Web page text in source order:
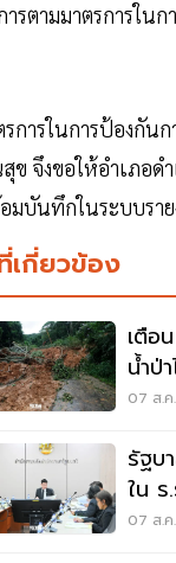
ตามมาตรการในก
การในการป้องกัน
ข จึงขอให้อำเภอ
อมบันทึกในระบบ
เกี่ยวข้อง
เตือ
น้ำป่
07 ส.
รัฐบ
ใน
แสน
07 ส.